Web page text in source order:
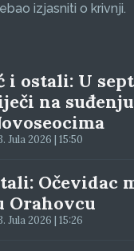
izjasniti o krivnji.
i ostali: U
na
Jula 2026 | 15:50
Očevidac
Orahovcu
Jula 2026 | 15:26